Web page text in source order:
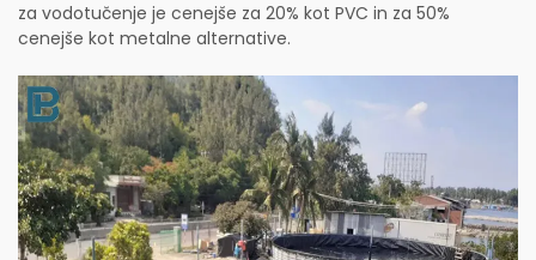
za vodotučenje je cenejše za 20% kot PVC in za 50%
cenejše kot metalne alternative.